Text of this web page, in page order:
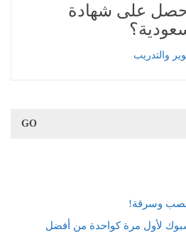
على شهادة
والتدريب
نصب وسرقة!
لأول مرة كواحدة من أفضل